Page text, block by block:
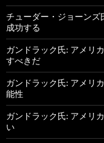
チューダー・ジョーンズ
成功する
ガンドラック氏: アメリ
すべきだ
ガンドラック氏: アメリ
能性
ガンドラック氏: アメリ
い